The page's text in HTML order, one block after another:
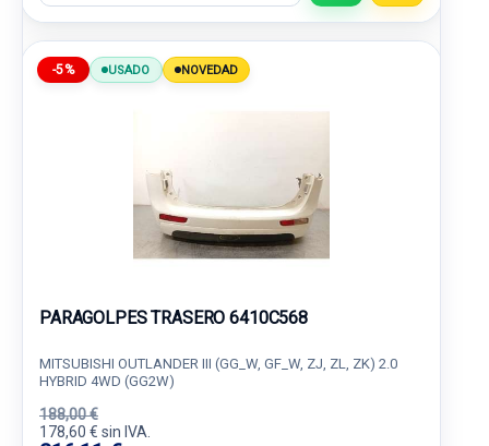
-5% USADO NOVEDAD
PARAGOLPES TRASERO 6410C568
MITSUBISHI OUTLANDER III (GG_W, GF_W, ZJ, ZL, ZK) 2.0
HYBRID 4WD (GG2W)
188,00 €
178,60 € sin IVA.